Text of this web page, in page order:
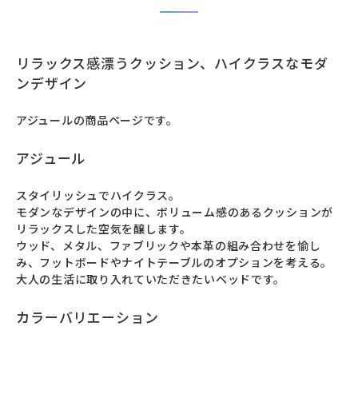
リラックス感漂うクッション、ハイクラスなモダ
ンデザイン
アジュールの商品ページです。
アジュール
スタイリッシュでハイクラス。
モダンなデザインの中に、ボリューム感のあるクッションが
リラックスした空気を醸します。
ウッド、メタル、ファブリックや本革の組み合わせを愉し
み、フットボードやナイトテーブルのオプションを考える。
大人の生活に取り入れていただきたいベッドです。
カラーバリエーション